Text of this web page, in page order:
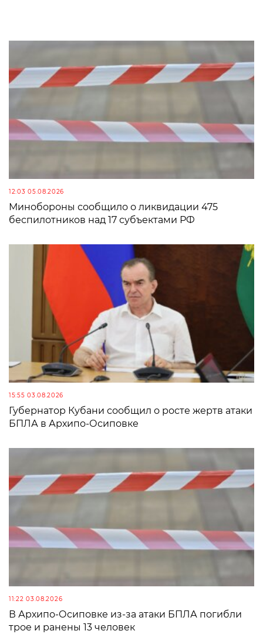
12:03 05.08.2026
Минобороны сообщило о ликвидации 475
беспилотников над 17 субъектами РФ
15:55 03.08.2026
Губернатор Кубани сообщил о росте жертв атаки
БПЛА в Архипо-Осиповке
11:22 03.08.2026
В Архипо-Осиповке из-за атаки БПЛА погибли
трое и ранены 13 человек